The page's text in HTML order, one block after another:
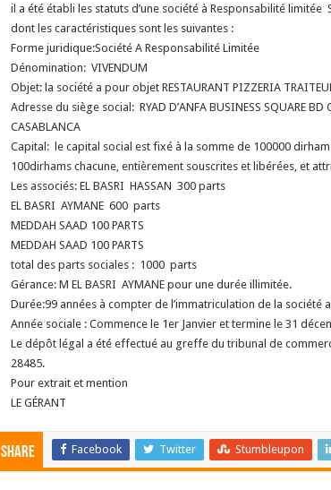
il a été établi les statuts d’une société à Responsabilité limitée
dont les caractéristiques sont les suivantes :
Forme juridique:Société A Responsabilité Limitée
Dénomination: VIVENDUM
Objet: la société a pour objet RESTAURANT PIZZERIA
Adresse du siège social: RYAD D’ANFA BUSINESS SQUARE BD
CASABLANCA
Capital: le capital social est fixé à la somme de 100000
100dirhams chacune, entièrement souscrites et libérées, et
Les associés: EL BASRI HASSAN 300 parts
EL BASRI AYMANE 600 parts
MEDDAH SAAD 100 PARTS
MEDDAH SAAD 100 PARTS
total des parts sociales : 1000 parts
Gérance: M EL BASRI AYMANE pour une durée illimitée.
Durée:99 années à compter de l’immatriculation de la société
Année sociale : Commence le 1er Janvier et termine le 31
Le dépôt légal a été effectué au greffe du tribunal de
28485.
Pour extrait et mention
LE GÉRANT
Share Facebook Twitter Stumbleupon